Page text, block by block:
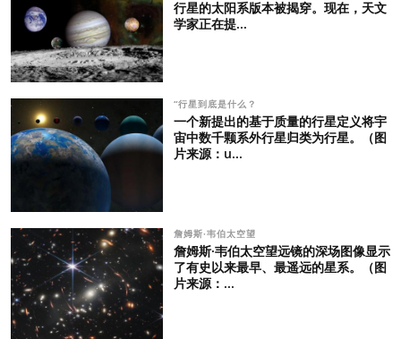
行星的太阳系版本被揭穿。现在，天文
学家正在提...
“行星到底是什么？
一个新提出的基于质量的行星定义将宇
宙中数千颗系外行星归类为行星。（图
片来源：u...
詹姆斯·韦伯太空望
詹姆斯·韦伯太空望远镜的深场图像显示
了有史以来最早、最遥远的星系。（图
片来源：...